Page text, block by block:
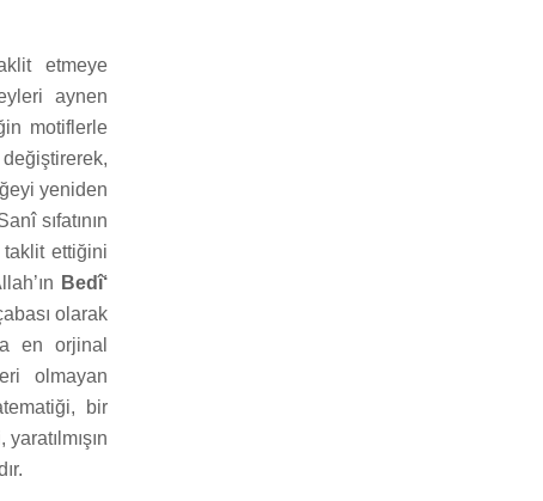
etmeye
aynen
motiflerle
yeniden
sıfatının
ettiğini
Bedî‘
olarak
en orjinal
olmayan
bir